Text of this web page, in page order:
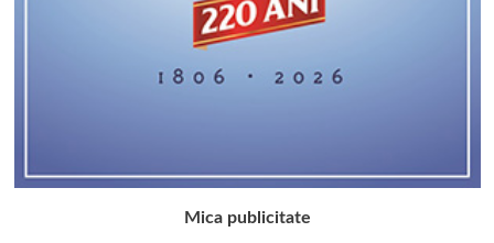
Mica publicitate